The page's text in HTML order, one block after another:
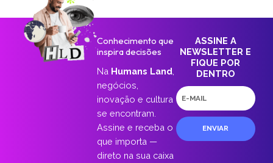
Conhecimento que
inspira decisões
Na Humans Land
negócios,
inovação e cultura
se encontram.
Assine e receba o
que importa —
direto na sua caixa
ASSINE A
NEWSLETTER E
FIQUE POR
DENTRO
E-
mail
ENVIAR